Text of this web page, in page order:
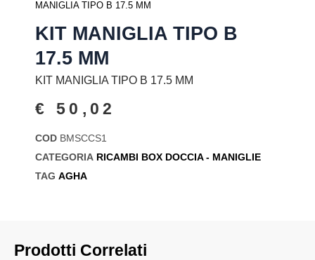
MANIGLIA TIPO B 17.5 MM
KIT MANIGLIA TIPO B
17.5 MM
KIT MANIGLIA TIPO B 17.5 MM
€ 50,02
COD BMSCCS1
CATEGORIA RICAMBI BOX DOCCIA - MANIGLIE
TAG AGHA
Prodotti Correlati